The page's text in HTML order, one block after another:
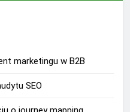
marketingu w B2B
SEO